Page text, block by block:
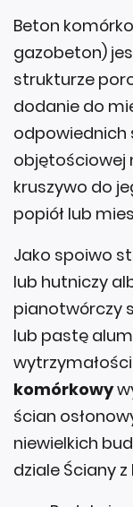
Beton
gazobeton)
strukturze
dodanie do
odpowiednich
objętościowej
kruszywo do
popiół lub
Jako spoiwo
lub hutniczy
pianotwórczy
lub pastę
komórkowy
ścian
niewielkich
dziale Ściany